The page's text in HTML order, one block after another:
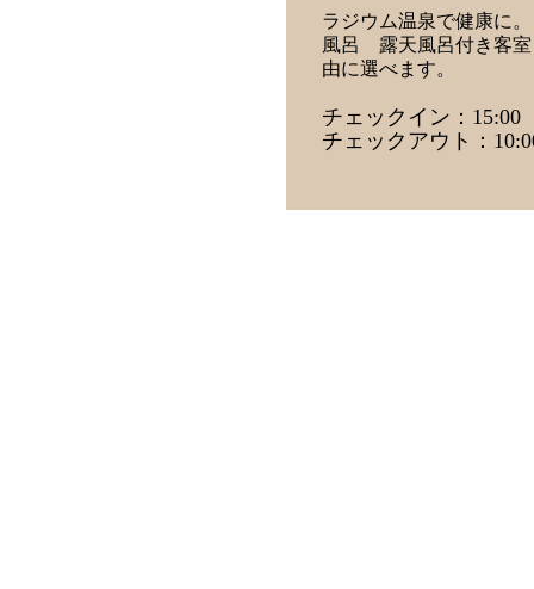
ラジウム温泉で健康に
風呂 露天風呂付き客
由に選べます。
チェックイン：15:00
チェックアウト：